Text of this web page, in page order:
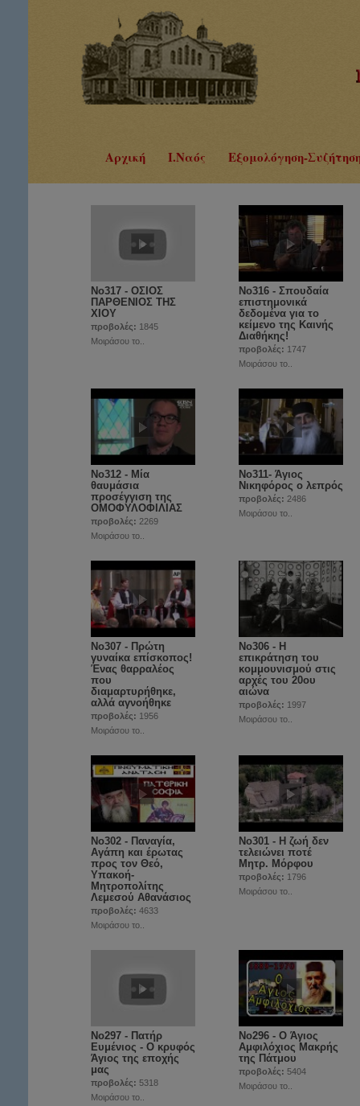
Αρχική Ι.Ναός Εξομολόγηση-
No317 - ΟΣΙΟΣ
ΠΑΡΘΕΝΙΟΣ ΤΗΣ
ΧΙΟΥ
προβολές: 1845
Μοιράσου το..
Νο316 - Σπουδαία
επιστημονικά
δεδομένα για το
κείμενο της Καινής
Διαθήκης!
προβολές: 1747
Μοιράσου το..
No312 - Μία
θαυμάσια
προσέγγιση της
ΟΜΟΦΥΛΟΦΙΛΙΑΣ
προβολές: 2269
Μοιράσου το..
Νο311- Άγιος
Νικηφόρος ο λεπρός
προβολές: 2486
Μοιράσου το..
No307 - Πρώτη
γυναίκα επίσκοπος!
Ένας θαρραλέος
που
διαμαρτυρήθηκε,
αλλά αγνοήθηκε
προβολές: 1956
Μοιράσου το..
No306 - Η
επικράτηση του
κομμουνισμού στις
αρχές του 20ου
αιώνα
προβολές: 1997
Μοιράσου το..
No302 - Παναγία,
Αγάπη και έρωτας
προς τον Θεό,
Υπακοή-
Μητροπολίτης
Λεμεσού Αθανάσιος
προβολές: 4633
Μοιράσου το..
No301 - Η ζωή δεν
τελειώνει ποτέ
Μητρ. Μόρφου
προβολές: 1796
Μοιράσου το..
No297 - Πατήρ
Ευμένιος - Ο κρυφός
Άγιος της εποχής
μας
προβολές: 5318
Μοιράσου το..
Νο296 - Ο Άγιος
Αμφιλόχιος Μακρής
της Πάτμου
προβολές: 5404
Μοιράσου το..